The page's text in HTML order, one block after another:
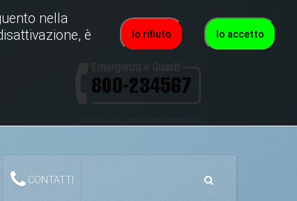
CONTATTI
Io accetto
Io rifiuto
nella
è